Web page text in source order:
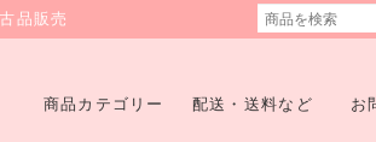
品販売
商品カテゴリー 配送・送料など お